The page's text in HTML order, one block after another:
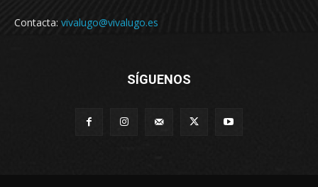
Contacta: vivalugo@vivalugo.es
SÍGUENOS